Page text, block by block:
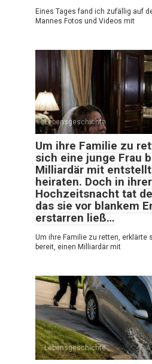
Eines Tages fand ich zufällig auf
Mannes Fotos und Videos mit
Lebensgeschichte
Um ihre Familie zu
sich eine junge Frau
Milliardär mit
heiraten. Doch in ihrer
Hochzeitsnacht tat
das sie vor blankem
erstarren ließ…
Um ihre Familie zu retten, erklärte
bereit, einen Milliardär mit
Lebensgeschichte